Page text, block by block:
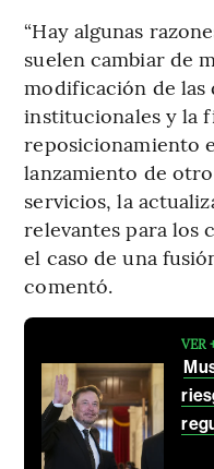
“Hay algunas
suelen cambiar de
modificación de las
institucionales y la
reposicionamiento
lanzamiento de
servicios, la
relevantes para los
el caso de una
comentó.
VER